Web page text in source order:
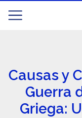
Causas y
Guerra
Griega: